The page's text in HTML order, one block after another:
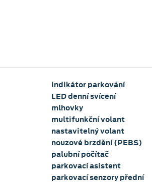
indikátor parkování
LED denní svícení
mlhovky
multifunkční volant
nastavitelný volant
nouzové brzdění (PEBS)
palubní počítač
parkovací asistent
parkovací senzory přední